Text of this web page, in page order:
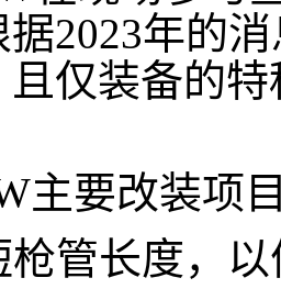
2023年的
仅装备的
主要改装项
枪管长度，